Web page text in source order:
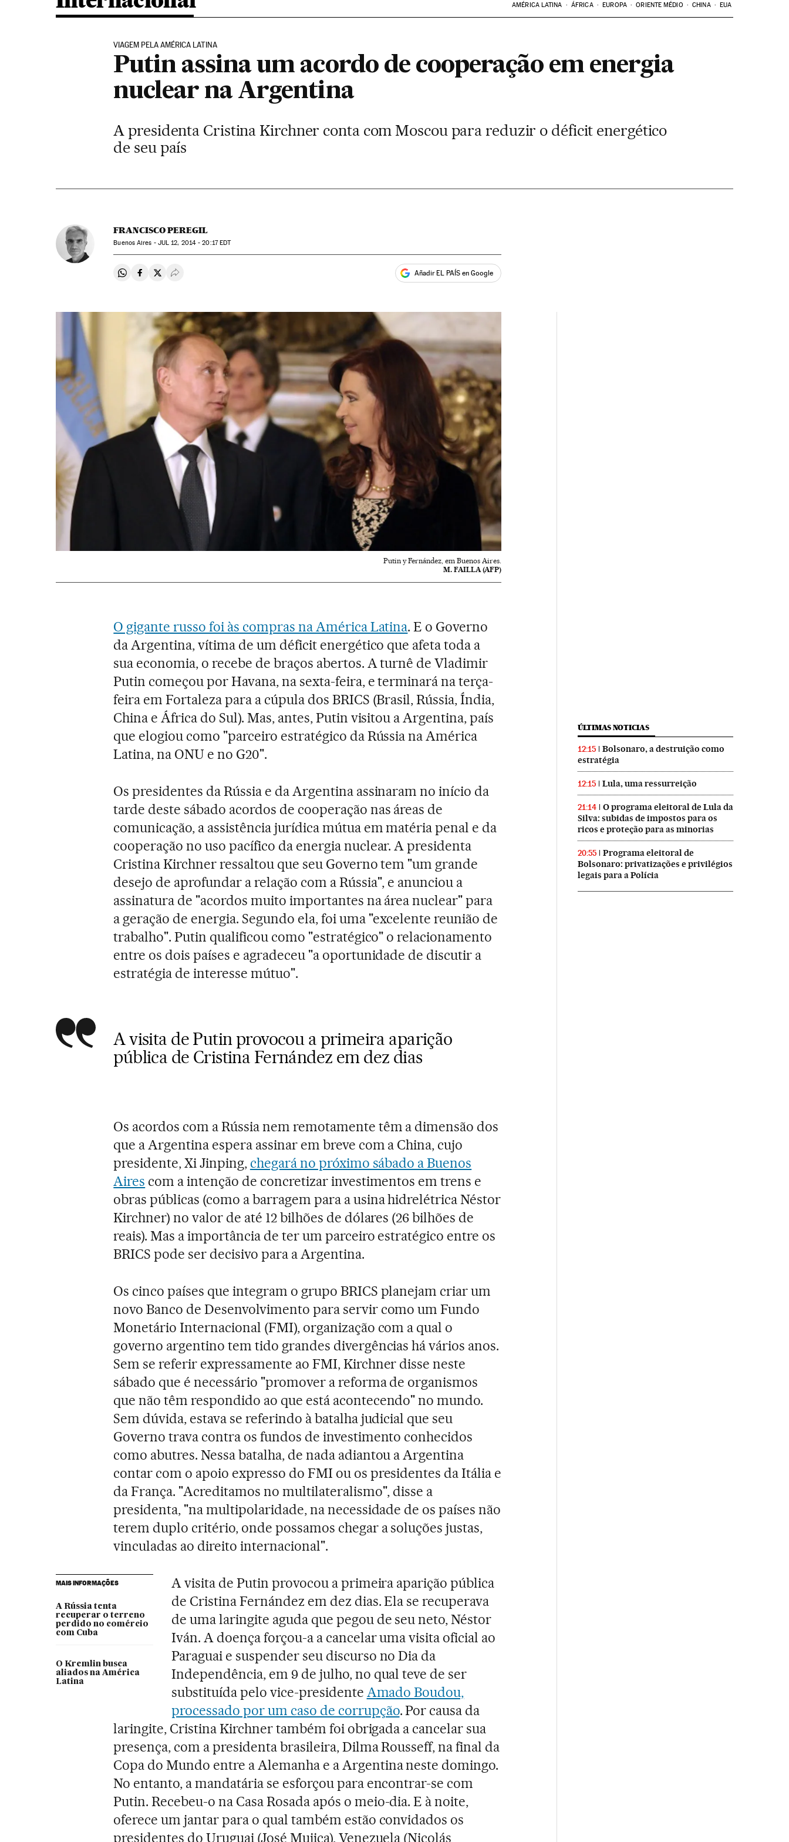
AMÉRICA LATINA ÁFRICA EUROPA ORIENTE MÉDIO CHINA EUA
VIAGEM PELA AMÉRICA LATINA
Putin assina um acordo de cooperação em energia
nuclear na Argentina
A presidenta Cristina Kirchner conta com Moscou para reduzir o déficit energético
de seu país
FRANCISCO PEREGIL
Buenos Aires - JUL 12, 2014 - 20:17EDT
Compartir en Whatsapp
Compartir en Facebook
Compartir en Twitter
Desplegar Redes Sociales Añadir EL PAÍS en Google
Putin y Fernández, em Buenos Aires.
M. FAILLA (AFP)
O gigante russo foi às compras na América Latina. E o Governo
da Argentina, vítima de um déficit energético que afeta toda a
sua economia, o recebe de braços abertos. A turnê de Vladimir
Putin começou por Havana, na sexta-feira, e terminará na terça-
feira em Fortaleza para a cúpula dos BRICS (Brasil, Rússia, Índia,
China e África do Sul). Mas, antes, Putin visitou a Argentina, país
que elogiou como "parceiro estratégico da Rússia na América
Latina, na ONU e no G20".
Os presidentes da Rússia e da Argentina assinaram no início da
tarde deste sábado acordos de cooperação nas áreas de
comunicação, a assistência jurídica mútua em matéria penal e da
cooperação no uso pacífico da energia nuclear. A presidenta
Cristina Kirchner ressaltou que seu Governo tem "um grande
desejo de aprofundar a relação com a Rússia", e anunciou a
assinatura de "acordos muito importantes na área nuclear" para
a geração de energia. Segundo ela, foi uma "excelente reunião de
trabalho". Putin qualificou como "estratégico" o relacionamento
entre os dois países e agradeceu "a oportunidade de discutir a
estratégia de interesse mútuo".
A visita de Putin provocou a primeira aparição
pública de Cristina Fernández em dez dias
Os acordos com a Rússia nem remotamente têm a dimensão dos
que a Argentina espera assinar em breve com a China, cujo
presidente, Xi Jinping, chegará no próximo sábado a Buenos
Aires com a intenção de concretizar investimentos em trens e
obras públicas (como a barragem para a usina hidrelétrica Néstor
Kirchner) no valor de até 12 bilhões de dólares (26 bilhões de
reais). Mas a importância de ter um parceiro estratégico entre os
BRICS pode ser decisivo para a Argentina.
Os cinco países que integram o grupo BRICS planejam criar um
novo Banco de Desenvolvimento para servir como um Fundo
Monetário Internacional (FMI), organização com a qual o
governo argentino tem tido grandes divergências há vários anos.
Sem se referir expressamente ao FMI, Kirchner disse neste
sábado que é necessário "promover a reforma de organismos
que não têm respondido ao que está acontecendo" no mundo.
Sem dúvida, estava se referindo à batalha judicial que seu
Governo trava contra os fundos de investimento conhecidos
como abutres. Nessa batalha, de nada adiantou a Argentina
contar com o apoio expresso do FMI ou os presidentes da Itália e
da França. "Acreditamos no multilateralismo", disse a
presidenta, "na multipolaridade, na necessidade de os países não
terem duplo critério, onde possamos chegar a soluções justas,
vinculadas ao direito internacional".
MAIS INFORMAÇÕES
A Rússia tenta
recuperar o terreno
perdido no comércio
com Cuba
O Kremlin busca
aliados na América
Latina
A visita de Putin provocou a primeira aparição pública
de Cristina Fernández em dez dias. Ela se recuperava
de uma laringite aguda que pegou de seu neto, Néstor
Iván. A doença forçou-a a cancelar uma visita oficial ao
Paraguai e suspender seu discurso no Dia da
Independência, em 9 de julho, no qual teve de ser
substituída pelo vice-presidente Amado Boudou,
processado por um caso de corrupção. Por causa da
laringite, Cristina Kirchner também foi obrigada a cancelar sua
presença, com a presidenta brasileira, Dilma Rousseff, na final da
Copa do Mundo entre a Alemanha e a Argentina neste domingo.
No entanto, a mandatária se esforçou para encontrar-se com
Putin. Recebeu-o na Casa Rosada após o meio-dia. E à noite,
oferece um jantar para o qual também estão convidados os
presidentes do Uruguai (José Mujica), Venezuela (Nicolás
ÚLTIMAS NOTICIAS
12:15
Bolsonaro, a destruição como
estratégia
12:15 Lula, uma ressurreição
21:14
O programa eleitoral de Lula da
Silva: subidas de impostos para os
ricos e proteção para as minorias
20:55
Programa eleitoral de
Bolsonaro: privatizações e privilégios
legais para a Polícia